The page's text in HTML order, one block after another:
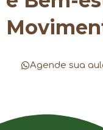
Agende sua